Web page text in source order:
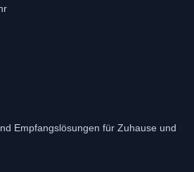
Empfangslösungen für Zuhause und